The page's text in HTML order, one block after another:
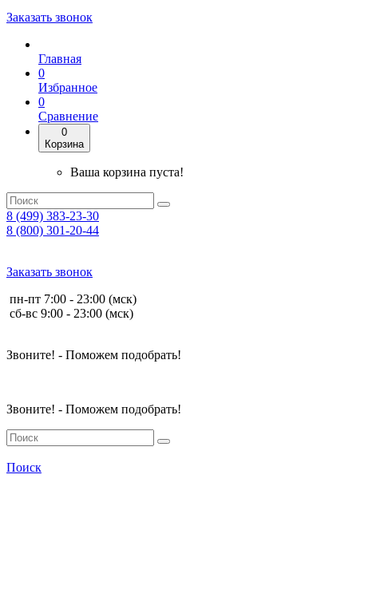
Заказать звонок
Главная
0
Избранное
0
Сравнение
0
Корзина
Ваша корзина пуста!
8 (499) 383-23-30
8 (800) 301-20-44
Заказать звонок
пн-пт 7:00 - 23:00 (мск)
сб-вс 9:00 - 23:00 (мск)
Звоните! - Поможем подобрать!
Звоните! - Поможем подобрать!
Поиск